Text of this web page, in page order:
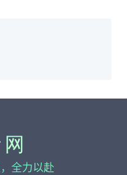
全力以赴